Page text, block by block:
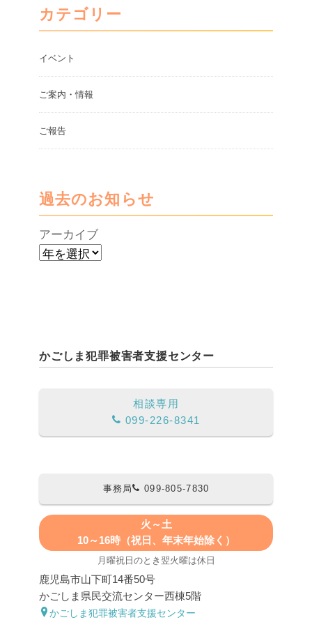
カテゴリー
イベント
ご案内・情報
ご報告
過去のお知らせ
アーカイブ
かごしま犯罪被害者支援センター
相談専用
099-226-8341
事務局 099-805-7830
火～土
10～16時（祝日、年末年始除く）
月曜祝日のとき翌火曜は休日
鹿児島市山下町14番50号
かごしま県民交流センター西棟5階
かごしま犯罪被害者支援センター